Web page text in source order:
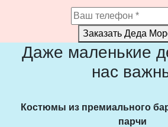
Заказать Деда
Даже маленькие
нас
Костюмы из премиального
парчи